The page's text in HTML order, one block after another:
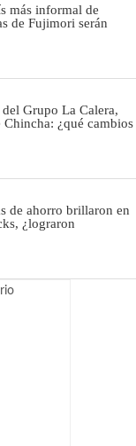
más informal de
de Fujimori serán
Grupo La Calera,
¿qué cambios
de ahorro brillaron en
¿lograron